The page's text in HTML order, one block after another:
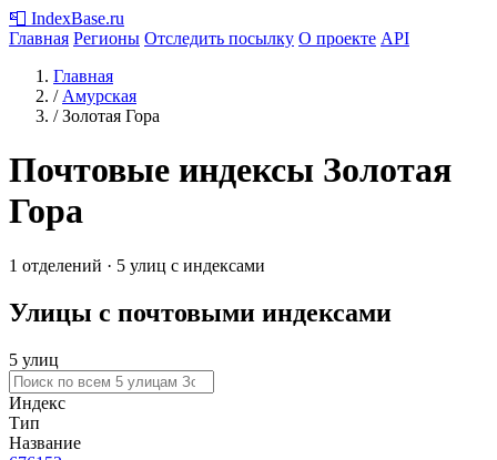
📮 IndexBase.ru
Главная Регионы Отследить посылку О проекте API
Главная
/ Амурская
/ Золотая Гора
Почтовые индексы Золотая
Гора
1 отделений · 5 улиц с индексами
Улицы с почтовыми индексами
5 улиц
Индекс
Тип
Название